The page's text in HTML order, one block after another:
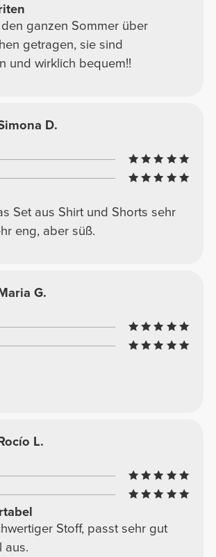
ganzen Sommer über
getragen, sie sind
und wirklich bequem!!
D.
Set aus Shirt und Shorts sehr
eng, aber süß.
G.
L.
Stoff, passt sehr gut
aus.